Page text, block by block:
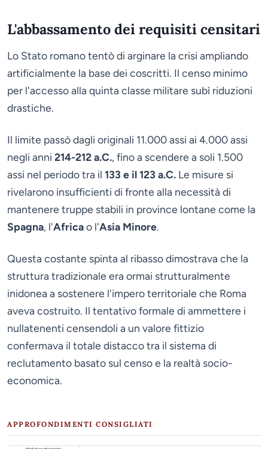
L'abbassamento dei requisiti censitari
Lo Stato romano tentò di arginare la crisi ampliando
artificialmente la base dei coscritti. Il censo minimo
per l'accesso alla quinta classe militare subì riduzioni
drastiche.
Il limite passò dagli originali 11.000 assi ai 4.000 assi
negli anni 214-212 a.C., fino a scendere a soli 1.500
assi nel periodo tra il 133 e il 123 a.C. Le misure si
rivelarono insufficienti di fronte alla necessità di
mantenere truppe stabili in province lontane come la
Spagna, l'Africao l'Asia Minore.
Questa costante spinta al ribasso dimostrava che la
struttura tradizionale era ormai strutturalmente
inidonea a sostenere l'impero territoriale che Roma
aveva costruito. Il tentativo formale di ammettere i
nullatenenti censendoli a un valore fittizio
confermava il totale distacco tra il sistema di
reclutamento basato sul censo e la realtà socio-
economica.
APPROFONDIMENTI CONSIGLIATI